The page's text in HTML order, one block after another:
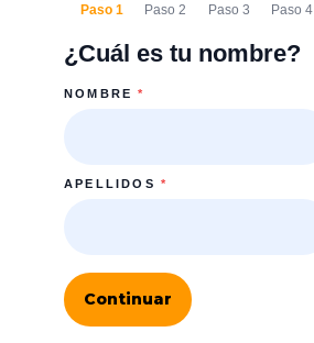
Paso 1
Paso 2
Paso 3
Paso 4
¿Cuál es tu nombre?
NOMBRE*
APELLIDOS *
Continuar